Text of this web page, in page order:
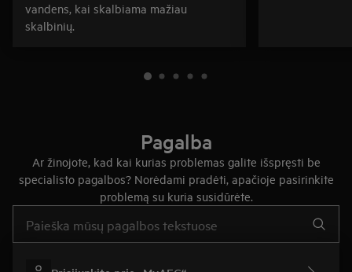
vandens, kai skalbiama mažiau
skalbinių.
Pagalba
Ar žinojote, kad kai kurias problemas galite išspręsti be
specialisto pagalbos? Norėdami pradėti, apačioje pasirinkite
problemą su kuria susidūrėte.